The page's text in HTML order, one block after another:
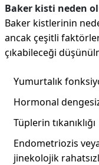
Baker kisti neden
Baker kistlerinin
ancak çeşitli
çıkabileceği
Yumurtalık
Hormonal
Tüplerin tıkanıklığı
Endometriozis
jinekolojik